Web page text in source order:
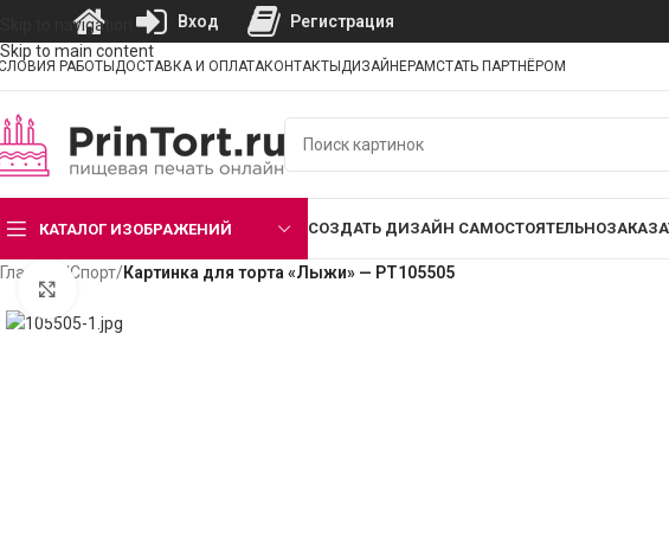
Skip to navigation
Skip to main content
РАБОТЫ ДОСТАВКА И ОПЛАТАКОНТАКТЫ ДИЗАЙНЕРАМСТАТЬ ПАРТНЁРОМ
КАТАЛОГ ИЗОБРАЖЕНИЙ СОЗДАТЬ ДИЗАЙН САМОСТОЯТЕЛЬНО
Главная /Спорт/Картинка для торта «Лыжи» — PT105505
Вход Регистрация